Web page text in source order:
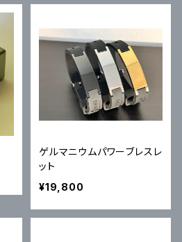
ゲルマニウムパワーブレスレ
ット
¥19,800